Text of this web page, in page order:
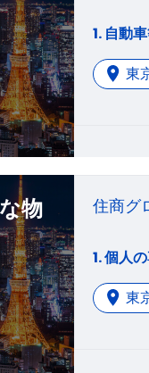
東
物
住商グ
1. 個人
東